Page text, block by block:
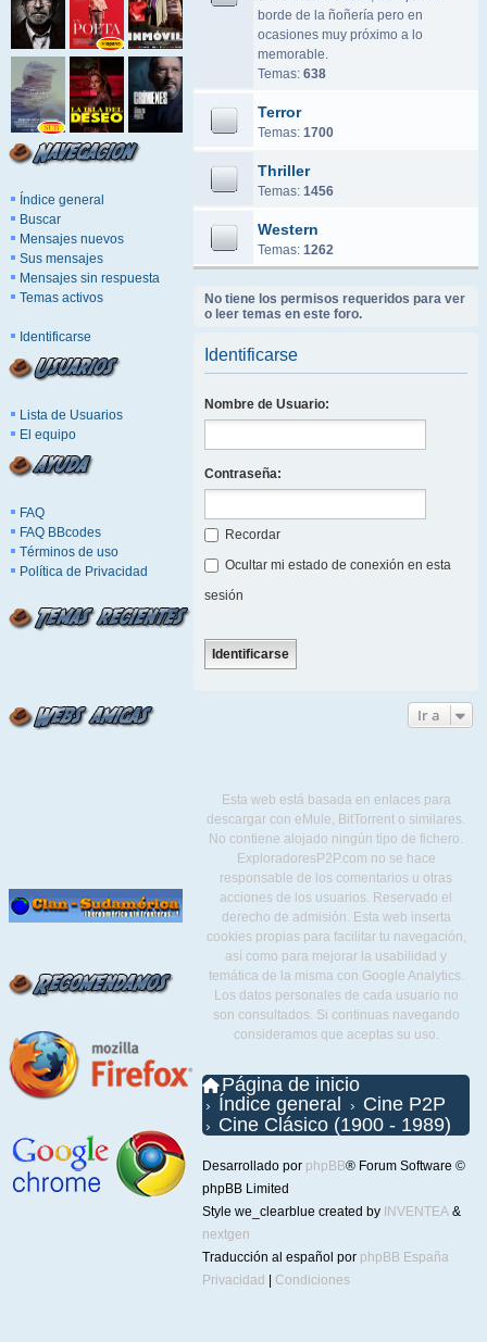
Índice general
Buscar
Mensajes nuevos
Sus mensajes
Mensajes sin respuesta
Temas activos
Identificarse
Lista de Usuarios
El equipo
FAQ
FAQ BBcodes
Términos de uso
Política de Privacidad
borde de la ñoñería pero en
ocasiones muy próximo a lo
memorable.
Temas: 638
Terror
Temas: 1700
Thriller
Temas: 1456
Western
Temas: 1262
No tiene los permisos requeridos para ver
o leer temas en este foro.
Identificarse
Nombre de Usuario:
Contraseña:
Recordar
Ocultar mi estado de conexión en esta
sesión
Ir a
Esta web está basada en enlaces para
descargar con eMule, BitTorrent o similares.
No contiene alojado ningún tipo de fichero.
ExploradoresP2P.com no se hace
responsable de los comentarios u otras
acciones de los usuarios. Reservado el
derecho de admisión. Esta web inserta
cookies propias para facilitar tu navegación,
así como para mejorar la usabilidad y
temática de la misma con Google Analytics.
Los datos personales de cada usuario no
son consultados. Si continuas navegando
consideramos que aceptas su uso.
Página de inicio
Índice general
Cine P2P
Cine Clásico (1900 - 1989)
Desarrollado por phpBB® Forum Software ©
phpBB Limited
Style we_clearblue created by INVENTEA &
nextgen
Traducción al español por phpBB España
Privacidad
Condiciones